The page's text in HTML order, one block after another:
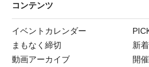
コンテンツ
イベントカレンダー
まもなく締切
新着
動画アーカイブ
開